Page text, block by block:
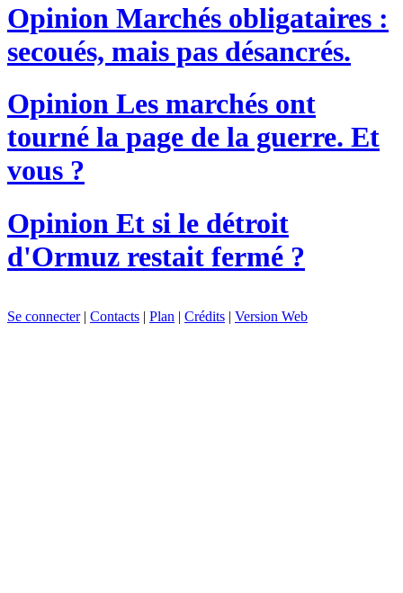
Opinion Marchés obligataires :
secoués, mais pas désancrés.
Opinion Les marchés ont
tourné la page de la guerre. Et
vous ?
Opinion Et si le détroit
d'Ormuz restait fermé ?
Se connecter| Contacts | Plan | Crédits | Version Web